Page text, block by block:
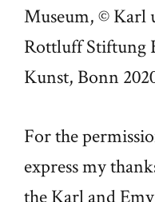
Museum, © Karl
Rottluff Stiftung
Kunst, Bonn
For the
express my
the Karl and